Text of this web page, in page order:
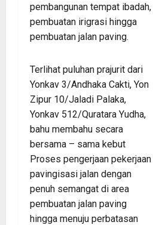
pembangunan tempat ibadah,
pembuatan irigrasi hingga
pembuatan jalan paving.
Terlihat puluhan prajurit dari
Yonkav 3/Andhaka Cakti, Yon
Zipur 10/Jaladi Palaka,
Yonkav 512/Quratara Yudha,
bahu membahu secara
bersama – sama kebut
Proses pengerjaan pekerjaan
pavingisasi jalan dengan
penuh semangat di area
pembuatan jalan paving
hingga menuju perbatasan